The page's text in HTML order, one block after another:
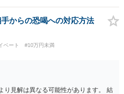
からの恐喝への対応方法
ベート #10万円未満
り見解は異なる可能性があります。 結